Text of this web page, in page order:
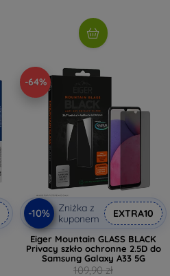
-64%
-10%
Zniżka z
kuponem
EXTRA10
Eiger Mountain GLASS BLACK
Privacy szkło ochronne 2.5D do
Samsung Galaxy A33 5G
109,90 zł